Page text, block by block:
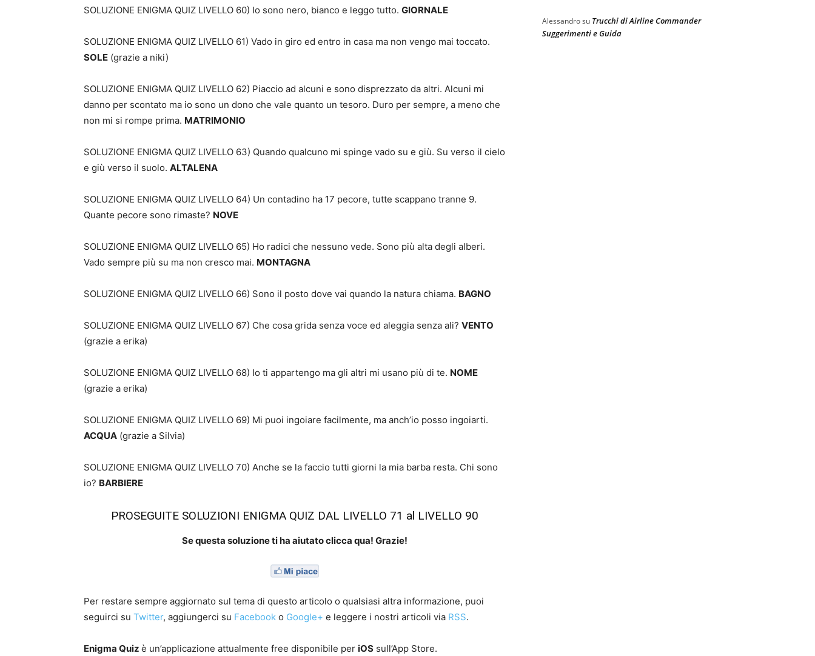
SOLUZIONE ENIGMA QUIZ LIVELLO 60) Io sono nero, bianco e leggo tutto. GIORNALE
SOLUZIONE ENIGMA QUIZ LIVELLO 61) Vado in giro ed entro in casa ma non vengo mai toccato.
SOLE (grazie a niki)
SOLUZIONE ENIGMA QUIZ LIVELLO 62) Piaccio ad alcuni e sono disprezzato da altri. Alcuni mi
danno per scontato ma io sono un dono che vale quanto un tesoro. Duro per sempre, a meno che
non mi si rompe prima. MATRIMONIO
SOLUZIONE ENIGMA QUIZ LIVELLO 63) Quando qualcuno mi spinge vado su e giù. Su verso il cielo
e giù verso il suolo. ALTALENA
SOLUZIONE ENIGMA QUIZ LIVELLO 64) Un contadino ha 17 pecore, tutte scappano tranne 9.
Quante pecore sono rimaste? NOVE
SOLUZIONE ENIGMA QUIZ LIVELLO 65) Ho radici che nessuno vede. Sono più alta degli alberi.
Vado sempre più su ma non cresco mai. MONTAGNA
SOLUZIONE ENIGMA QUIZ LIVELLO 66) Sono il posto dove vai quando la natura chiama. BAGNO
SOLUZIONE ENIGMA QUIZ LIVELLO 67) Che cosa grida senza voce ed aleggia senza ali? VENTO
(grazie a erika)
SOLUZIONE ENIGMA QUIZ LIVELLO 68) Io ti appartengo ma gli altri mi usano più di te. NOME
(grazie a erika)
SOLUZIONE ENIGMA QUIZ LIVELLO 69) Mi puoi ingoiare facilmente, ma anch’io posso ingoiarti.
ACQUA (grazie a Silvia)
SOLUZIONE ENIGMA QUIZ LIVELLO 70) Anche se la faccio tutti giorni la mia barba resta. Chi sono
io? BARBIERE
PROSEGUITE SOLUZIONI ENIGMA QUIZ DAL LIVELLO 71 al LIVELLO 90
Se questa soluzione ti ha aiutato clicca qua! Grazie!
Per restare sempre aggiornato sul tema di questo articolo o qualsiasi altra informazione, puoi
seguirci su Twitter, aggiungerci su Facebook o Google+ e leggere i nostri articoli via RSS.
Enigma Quiz è un’applicazione attualmente free disponibile per iOS sull’App Store.
Alessandrosu Trucchi di Airline Commander
Suggerimenti e Guida